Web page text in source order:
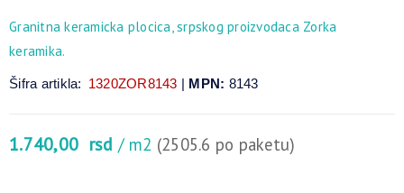
Granitna keramicka plocica, srpskog proizvodaca Zorka
keramika.
Šifra artikla: 1320ZOR8143 | MPN: 8143
1.740,00 rsd / m2 (2505.6 po paketu)